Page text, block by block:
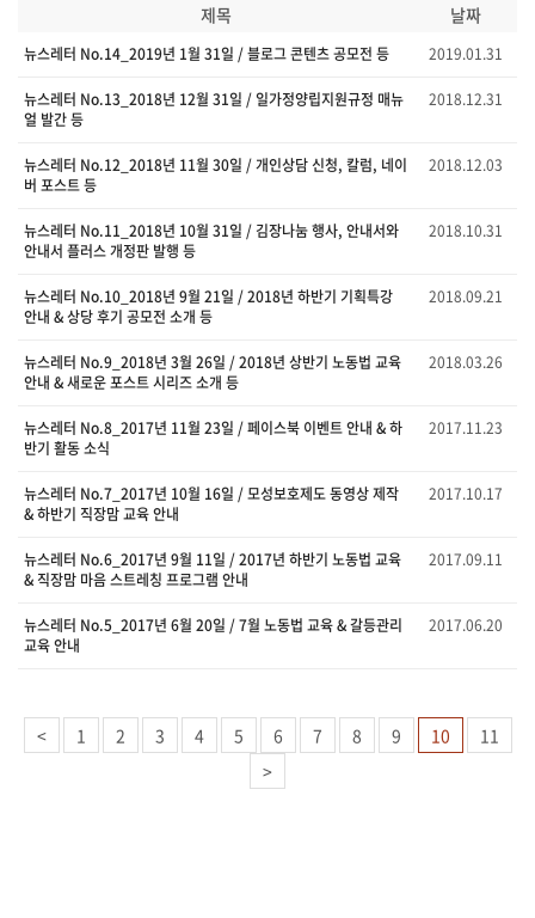
제목 날짜
뉴스레터 No.14_2019년 1월 31일 / 블로그 콘텐츠 공모전 등 2019.01.31
뉴스레터 No.13_2018년 12월 31일 / 일가정양립지원규정 매뉴
얼 발간 등
2018.12.31
뉴스레터 No.12_2018년 11월 30일 / 개인상담 신청, 칼럼, 네이
버 포스트 등
2018.12.03
뉴스레터 No.11_2018년 10월 31일 / 김장나눔 행사, 안내서와
안내서 플러스 개정판 발행 등
2018.10.31
뉴스레터 No.10_2018년 9월 21일 / 2018년 하반기 기획특강
안내 & 상당 후기 공모전 소개 등
2018.09.21
뉴스레터 No.9_2018년 3월 26일 / 2018년 상반기 노동법 교육
안내 & 새로운 포스트 시리즈 소개 등
2018.03.26
뉴스레터 No.8_2017년 11월 23일 / 페이스북 이벤트 안내 & 하
반기 활동 소식
2017.11.23
뉴스레터 No.7_2017년 10월 16일 / 모성보호제도 동영상 제작
& 하반기 직장맘 교육 안내
2017.10.17
뉴스레터 No.6_2017년 9월 11일 / 2017년 하반기 노동법 교육
& 직장맘 마음 스트레칭 프로그램 안내
2017.09.11
뉴스레터 No.5_2017년 6월 20일 / 7월 노동법 교육 & 갈등관리
교육 안내
2017.06.20
< 1 2 3 4 5 6 7 8 9 10
11
>